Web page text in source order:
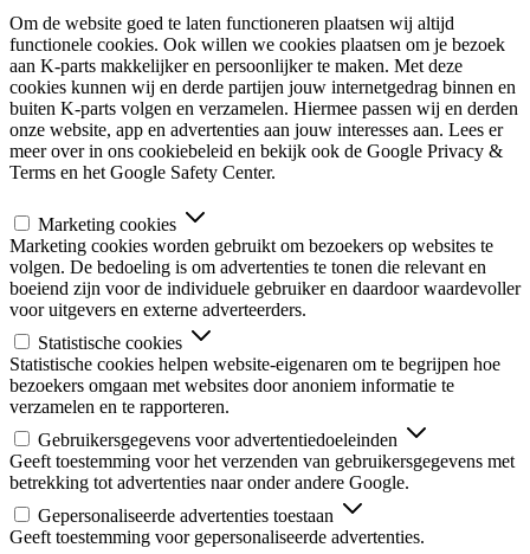
Om de website goed te laten functioneren plaatsen wij altijd
functionele cookies. Ook willen we cookies plaatsen om je bezoek
aan K-parts makkelijker en persoonlijker te maken. Met deze
cookies kunnen wij en derde partijen jouw internetgedrag binnen en
buiten K-parts volgen en verzamelen. Hiermee passen wij en derden
onze website, app en advertenties aan jouw interesses aan. Lees er
meer over in ons cookiebeleid en bekijk ook de Google Privacy &
Terms en het Google Safety Center.
Marketing cookies
Marketing cookies worden gebruikt om bezoekers op websites te
volgen. De bedoeling is om advertenties te tonen die relevant en
boeiend zijn voor de individuele gebruiker en daardoor waardevoller
voor uitgevers en externe adverteerders.
Statistische cookies
Statistische cookies helpen website-eigenaren om te begrijpen hoe
bezoekers omgaan met websites door anoniem informatie te
verzamelen en te rapporteren.
Gebruikersgegevens voor advertentiedoeleinden
Geeft toestemming voor het verzenden van gebruikersgegevens met
betrekking tot advertenties naar onder andere Google.
Gepersonaliseerde advertenties toestaan
Geeft toestemming voor gepersonaliseerde advertenties.